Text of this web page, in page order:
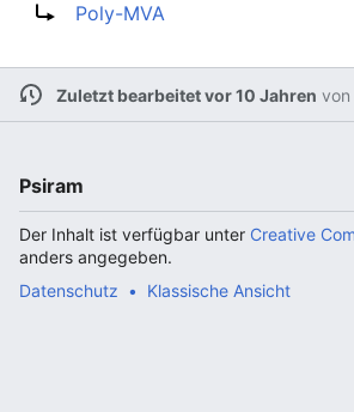
Poly-MVA
Zuletzt bearbeitet vor 10 Jahren von
Psiram
Der Inhalt ist verfügbar unter Creative
anders angegeben.
Datenschutz
Klassische Ansicht